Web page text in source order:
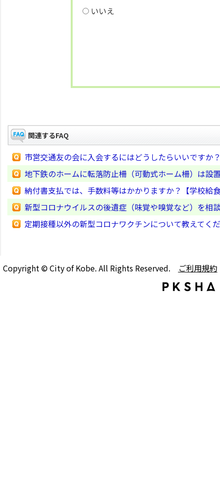
いいえ
関連するFAQ
市営交通友の会に入会するにはどうしたらいいですか
地下鉄のホームに転落防止柵（可動式ホーム柵）は設
納付書支払では、手数料等はかかりますか？【学校給
新型コロナウイルスの後遺症（味覚や嗅覚など）を相
定期接種以外の新型コロナワクチンについて教えてく
Copyright © City of Kobe. All Rights Reserved. ご利用規約